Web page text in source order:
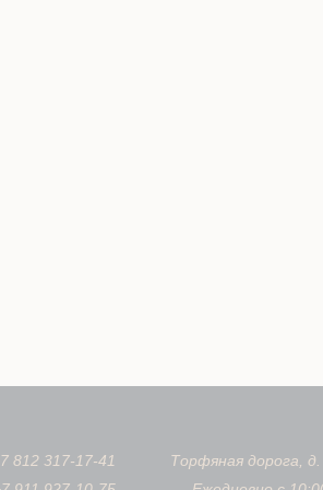
812 317-17-41
Торфяная дорога,